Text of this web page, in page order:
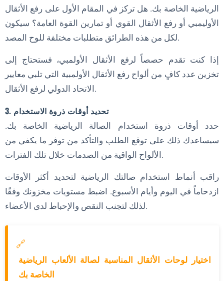
الرياضية الخاصة بك. هل تركز في المقام الأول على رفع الأثقال
الأوليمبي أو رفع الأثقال القوي أو تمارين القوة العامة؟ سيكون
لكل من هذه الطرائق متطلبات مختلفة للوح المصد.
إذا كنت تقدم حصصاً لرفع الأثقال الأولمبي، فستحتاج إلى
تخزين عدد كافٍ من ألواح رفع الأثقال الأولمبية التي تلبي معايير
الاتحاد الدولي لرفع الأثقال.
3. تحديد أوقات ذروة الاستخدام
حدد أوقات ذروة استخدام الصالة الرياضية الخاصة بك.
سيساعدك ذلك على توقع الطلب والتأكد من توفر ما يكفي من
الألواح الواقية من الصدمات خلال تلك الفترات.
راقب أنماط استخدام صالتك الرياضية لتحديد أكثر الأوقات
ازدحاماً في اليوم وأيام الأسبوع. اضبط مستويات مخزونك وفقًا
لذلك لتجنب النقص والإحباط لدى الأعضاء.
🔗
اختيار لوحات الأثقال المناسبة لصالة الألعاب الرياضية
الخاصة بك